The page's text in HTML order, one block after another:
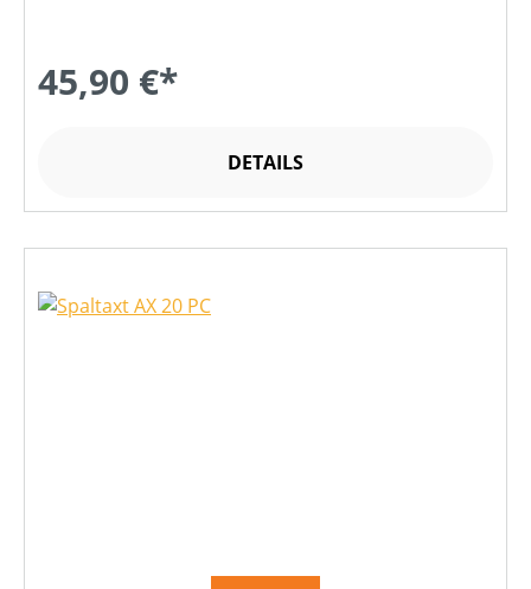
45,90 €*
DETAILS